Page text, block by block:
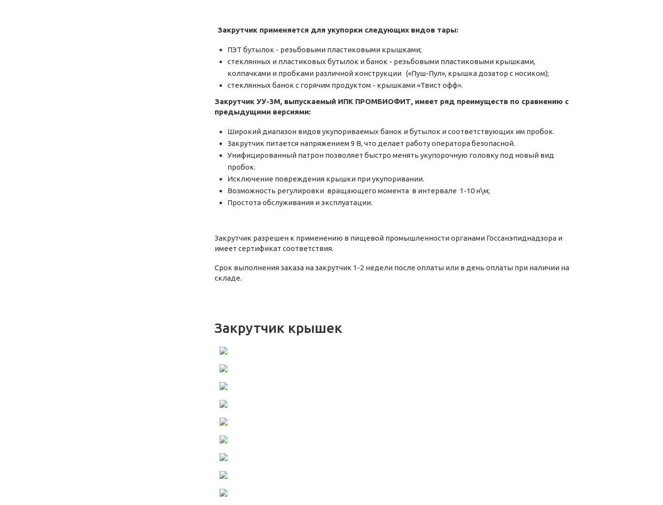
Закрутчик применяется для укупорки следующих видов тары:
ПЭТ бутылок - резьбовыми пластиковыми крышками;
стеклянных и пластиковых бутылок и банок - резьбовыми пластиковыми крышками,
колпачками и пробками различной конструкции («Пуш-Пул», крышка дозатор с носиком);
стеклянных банок с горячим продуктом - крышками «Твист офф».
Закрутчик УУ-3М, выпускаемый ИПК ПРОМБИОФИТ, имеет ряд преимуществ по сравнению с
предыдущими версиями:
Широкий диапазон видов укупориваемых банок и бутылок и соответствующих им пробок.
Закрутчик питается напряжением 9 В, что делает работу оператора безопасной.
Унифицированный патрон позволяет быстро менять укупорочную головку под новый вид
пробок.
Исключение повреждения крышки при укупоривании.
Возможность регулировки вращающего момента в интервале 1-10 н\м;
Простота обслуживания и эксплуатации.
Закрутчик разрешен к применению в пищевой промышленности органами Госсанэпиднадзора и
имеет сертификат соответствия.
Срок выполнения заказа на закрутчик 1-2 недели после оплаты или в день оплаты при наличии на
складе.
Закрутчик крышек